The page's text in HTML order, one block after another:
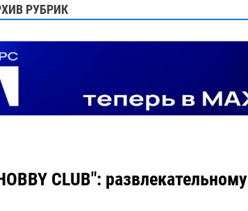
РУБРИК
CLUB": развлекательному